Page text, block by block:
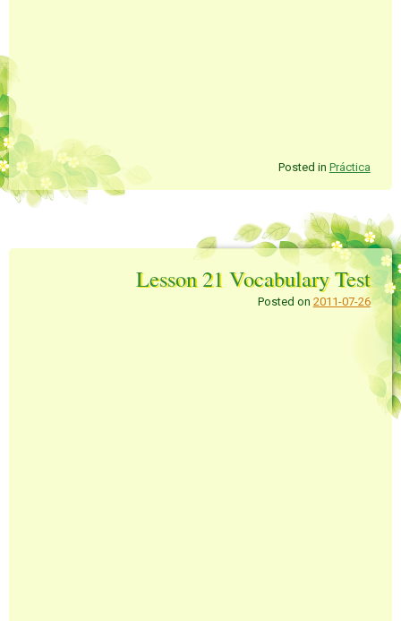
Posted in Práctica
Lesson 21 Vocabulary Test
Posted on 2011-07-26